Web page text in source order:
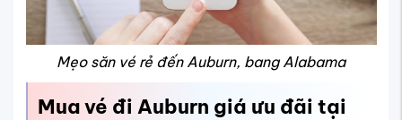
Mẹo săn vé rẻ đến Auburn, bang Alabama
Mua vé đi Auburn giá ưu đãi tại